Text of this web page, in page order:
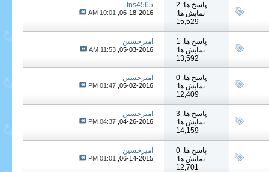
پاسخ ها: 2
نمایش ها:
15,529
fns4565
06-18-2016,
10:01 AM
پاسخ ها: 1
نمایش ها:
13,592
امیرحسین
05-03-2016,
11:53 AM
پاسخ ها: 0
نمایش ها:
12,409
امیرحسین
05-02-2016,
01:47 PM
پاسخ ها: 3
نمایش ها:
14,159
امیرحسین
04-26-2016,
04:37 PM
پاسخ ها: 0
نمایش ها:
12,701
امیرحسین
06-14-2015,
01:01 PM